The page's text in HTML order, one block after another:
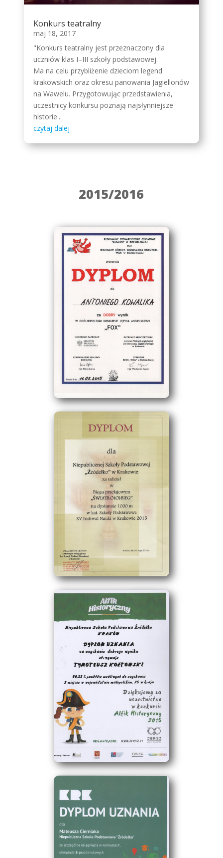
Konkurs teatralny
maj 18, 2017
"Konkurs teatralny jest przeznaczony dla
uczniów klas I–III szkoły podstawowej.
Ma na celu przybliżenie dzieciom legend
krakowskich oraz okresu panowania Jagiellonów
na Wawelu. Przygotowując przedstawienia,
uczestnicy konkursu poznają najsłynniejsze
historie...
czytaj dalej
2015/2016